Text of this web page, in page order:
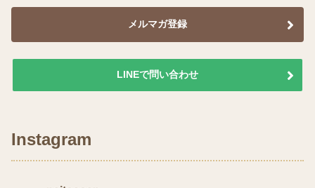
メルマガ登録
LINEで問い合わせ
Instagram